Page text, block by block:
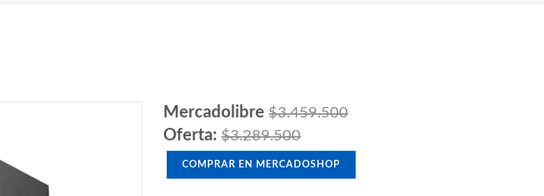
Mercadolibre$3.459.500
Oferta:$3.289.500
COMPRAR EN MERCADOSHOP